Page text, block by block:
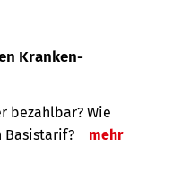
Kranken­
bezahlbar? Wie
Basistarif?
mehr